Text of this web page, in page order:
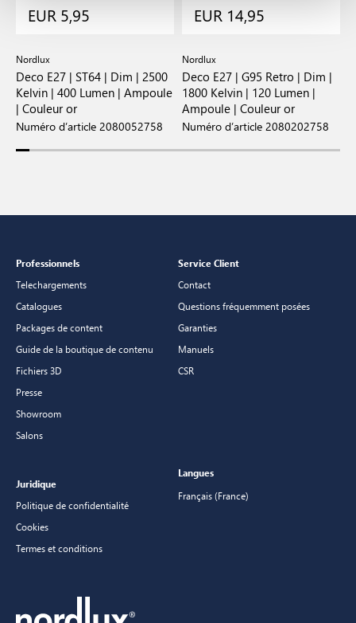
EUR 5,95
Nordlux
Deco E27 | ST64 | Dim | 2500
Kelvin | 400 Lumen | Ampoule
| Couleur or
Numéro d’article 2080052758
EUR 14,95
Nordlux
Deco E27 | G95 Retro | Dim |
1800 Kelvin | 120 Lumen |
Ampoule | Couleur or
Numéro d’article 2080202758
Professionnels
Telechargements
Catalogues
Packages de content
Guide de la boutique de contenu
Fichiers 3D
Presse
Showroom
Salons
Service Client
Contact
Questions fréquemment posées
Garanties
Manuels
CSR
Juridique
Politique de confidentialité
Cookies
Termes et conditions
Langues
Français (France)